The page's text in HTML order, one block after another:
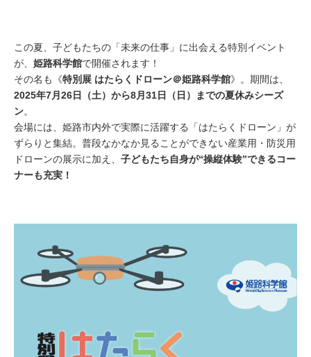
この夏、子どもたちの「未来の仕事」に出会える特別イベント
が、 姫路科学館で開催されます！
その名も《特別展 はたらくドローン＠姫路科学館》。期間は、
2025年7月26日（土）から8月31日（日）までの夏休みシーズ
ン。
会場には、姫路市内外で実際に活躍する「はたらくドローン」が
ずらりと集結。普段なかなか見ることができない産業用・防災用
ドローンの展示に加え、 子どもたち自身が“操縦体験”できるコー
ナーも充実！